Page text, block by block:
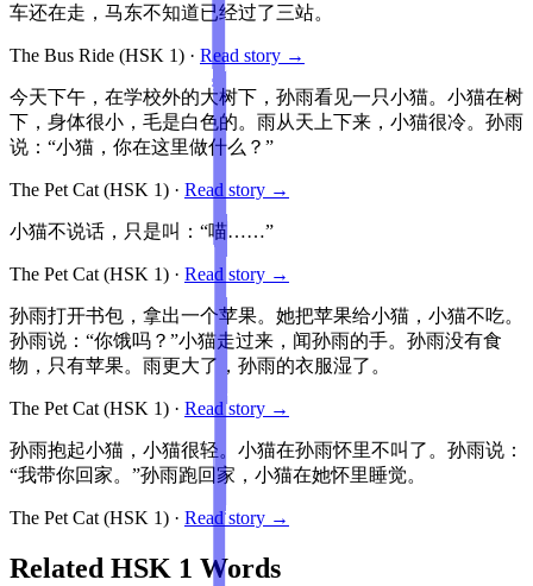
车还在走，马东不知道已经过了三站。
The Bus Ride (HSK 1) · Read story →
今天下午，在学校外的大树下，孙雨看见一只小猫。小猫在树
下，身体很小，毛是白色的。雨从天上下来，小猫很冷。孙雨
说：“小猫，你在这里做什么？”
The Pet Cat (HSK 1) · Read story →
小猫不说话，只是叫：“喵……”
The Pet Cat (HSK 1) · Read story →
孙雨打开书包，拿出一个苹果。她把苹果给小猫，小猫不吃。
孙雨说：“你饿吗？”小猫走过来，闻孙雨的手。孙雨没有食
物，只有苹果。雨更大了，孙雨的衣服湿了。
The Pet Cat (HSK 1) · Read story →
孙雨抱起小猫，小猫很轻。小猫在孙雨怀里不叫了。孙雨说：
“我带你回家。”孙雨跑回家，小猫在她怀里睡觉。
The Pet Cat (HSK 1) · Read story →
Related HSK 1 Words